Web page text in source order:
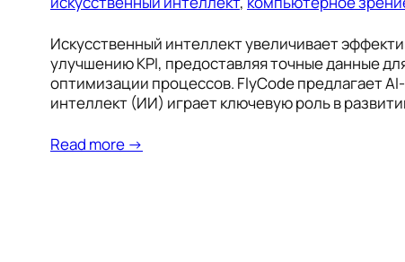
Искусственный интеллект увеличивает
улучшению KPI, предоставляя точные данные
оптимизации процессов. FlyCode предлагает
интеллект (ИИ) играет ключевую роль в
Read more →